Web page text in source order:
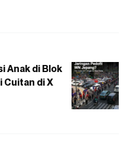
Anak di Blok
Cuitan di X